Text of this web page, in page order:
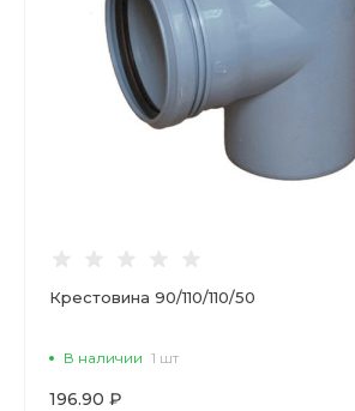
Крестовина 90/110/110/50
В наличии 1 шт
196.90 ₽